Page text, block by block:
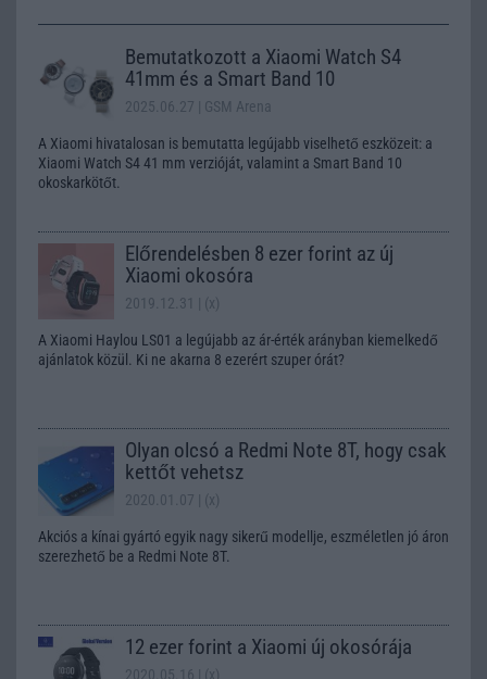
Bemutatkozott a Xiaomi Watch S4
41mm és a Smart Band 10
2025.06.27 | GSM Arena
A Xiaomi hivatalosan is bemutatta legújabb viselhető eszközeit: a
Xiaomi Watch S4 41 mm verzióját, valamint a Smart Band 10
okoskarkötőt.
Előrendelésben 8 ezer forint az új
Xiaomi okosóra
2019.12.31 | (x)
A Xiaomi Haylou LS01 a legújabb az ár-érték arányban kiemelkedő
ajánlatok közül. Ki ne akarna 8 ezerért szuper órát?
Olyan olcsó a Redmi Note 8T, hogy csak
kettőt vehetsz
2020.01.07 | (x)
Akciós a kínai gyártó egyik nagy sikerű modellje, eszméletlen jó áron
szerezhető be a Redmi Note 8T.
12 ezer forint a Xiaomi új okosórája
2020.05.16 | (x)